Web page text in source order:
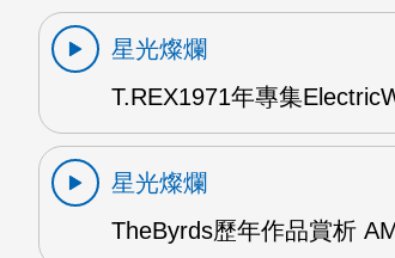
星光燦爛
T.REX1971年專集
星光燦爛
TheByrds歷年作品賞析